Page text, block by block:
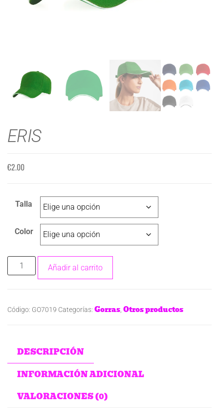
ERIS
€2.00
Talla
Color
Añadir al carrito
Código: GO7019 Categorías: Gorras Otros productos
DESCRIPCIÓN
INFORMACIÓN ADICIONAL
VALORACIONES (0)